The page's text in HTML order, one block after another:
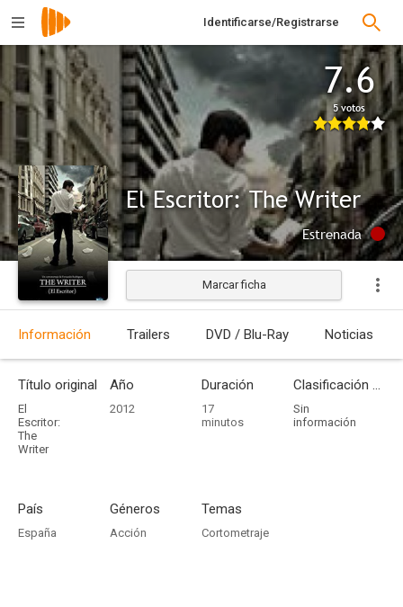
Identificarse/Registrarse
7.6
5 votos
El Escritor: The Writer
Estrenada
Marcar ficha
Información Trailers DVD / Blu-Ray Noticias
Título original
El
Escritor:
The
Writer
Año
2012
Duración
17
minutos
Clasificación por edades
Sin
información
País
España
Géneros
Acción
Temas
Cortometraje